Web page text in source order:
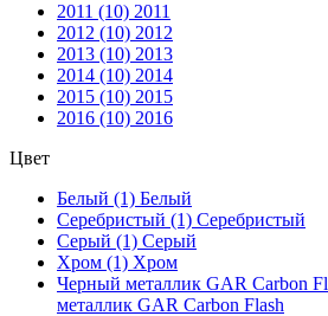
2011 (10) 2011
2012 (10) 2012
2013 (10) 2013
2014 (10) 2014
2015 (10) 2015
2016 (10) 2016
Цвет
Белый (1) Белый
Серебристый (1) Серебристый
Серый (1) Серый
Хром (1) Хром
Черный металлик GAR Carbon
металлик GAR Carbon Flash